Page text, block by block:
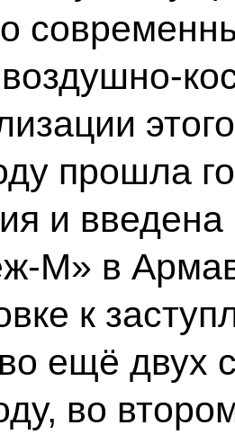
прошла
и введена
М» в
к
ещё двух
во